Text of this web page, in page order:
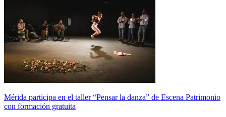
Mérida participa en el taller “Pensar la danza” de Escena Patrimonio
con formación gratuita